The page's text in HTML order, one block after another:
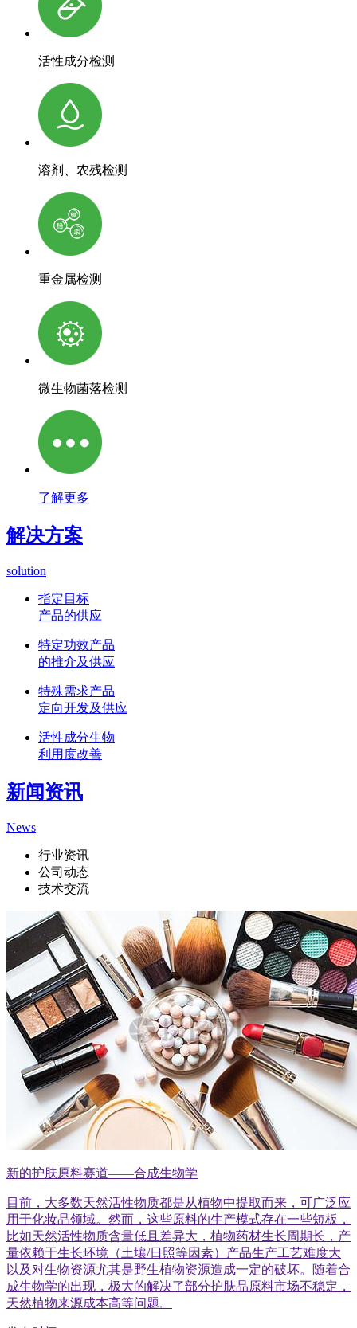
活性成分检测
溶剂、农残检测
重金属检测
微生物菌落检测
了解更多
解决方案
solution
指定目标
产品的供应
特定功效产品
的推介及供应
特殊需求产品
定向开发及供应
活性成分生物
利用度改善
新闻资讯
News
行业资讯
公司动态
技术交流
新的护肤原料赛道——合成生物学
目前，大多数天然活性物质都是从植物中提取而来，可广泛应
用于化妆品领域。然而，这些原料的生产模式存在一些短板，
比如天然活性物质含量低且差异大，植物药材生长周期长，产
量依赖于生长环境（土壤/日照等因素）产品生产工艺难度大
以及对生物资源尤其是野生植物资源造成一定的破坏。随着合
成生物学的出现，极大的解决了部分护肤品原料市场不稳定，
天然植物来源成本高等问题。